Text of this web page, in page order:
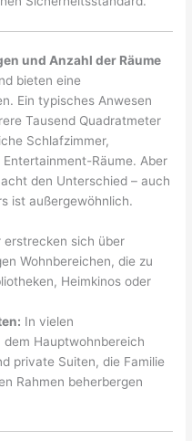
und Anzahl der Räume
bieten eine
Ein typisches Anwesen
Tausend Quadratmeter
Schlafzimmer,
Räume. Aber
den Unterschied – auch
ist außergewöhnlich.
erstrecken sich über
Wohnbereichen, die zu
Heimkinos oder
In vielen
dem Hauptwohnbereich
private Suiten, die Familie
Rahmen beherbergen